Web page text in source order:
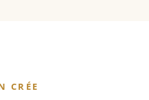
CRÉE